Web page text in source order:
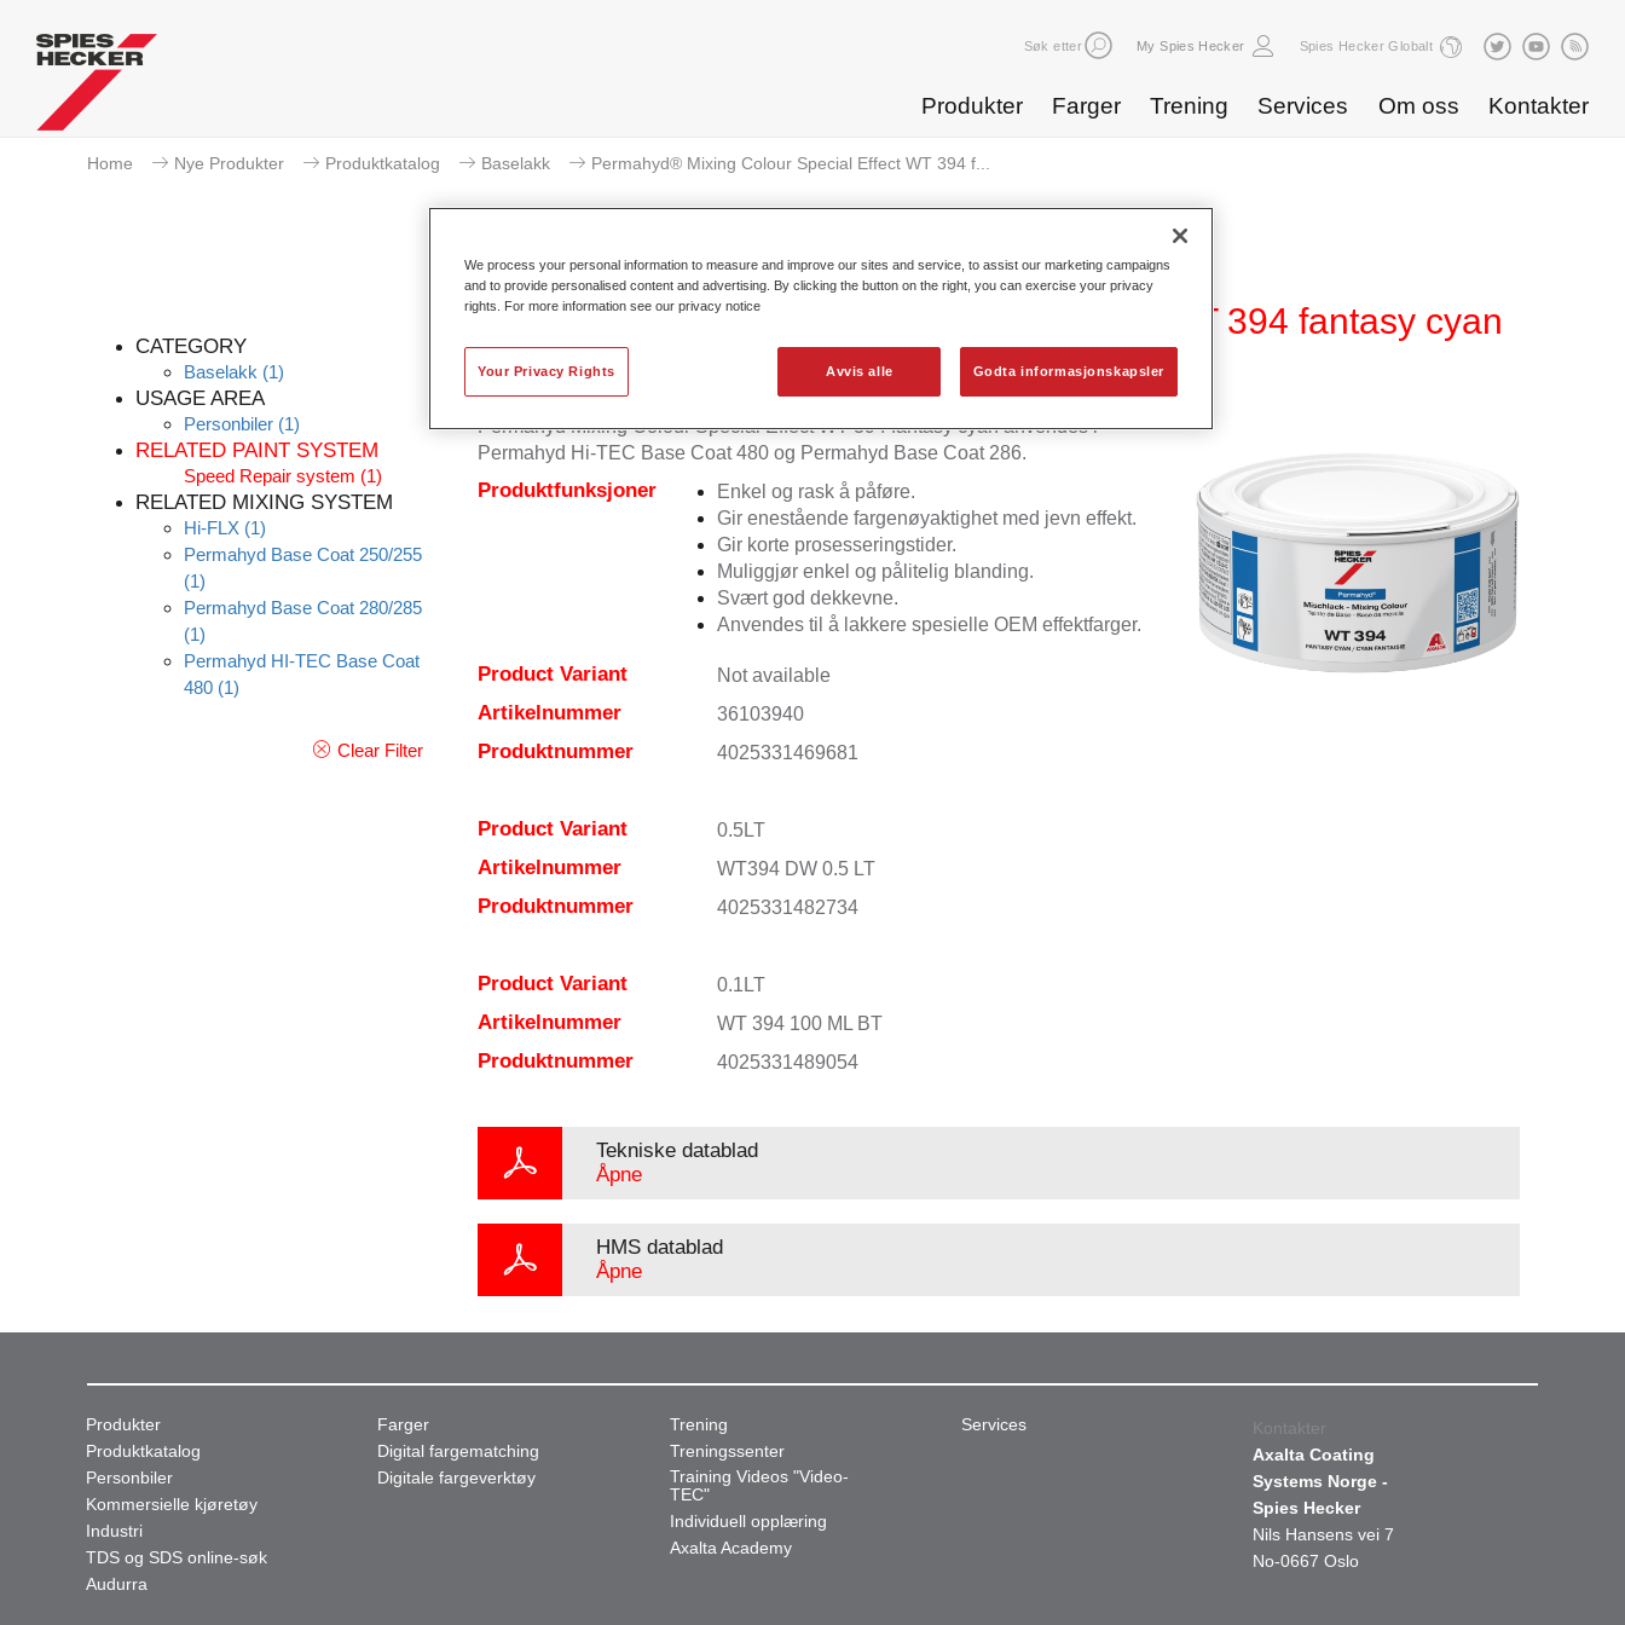
Søk etter My Spies Hecker Spies Hecker Globalt
Produkter Farger Trening Services Om oss Kontakter
Home Nye Produkter Produktkatalog Baselakk Permahyd® Mixing Colour Special Effect WT 394 f...
CATEGORY
Baselakk (1)
USAGE AREA
Personbiler (1)
RELATED PAINT SYSTEM
Speed Repair system (1)
RELATED MIXING SYSTEM
Hi-FLX (1)
Permahyd Base Coat 250/255
(1)
Permahyd Base Coat 280/285
(1)
Permahyd HI-TEC Base Coat
480 (1)
Clear Filter
Permahyd® Mixing Colour Special Effect WT 394 fantasy cyan
Permahyd Mixing Colour Special Effect WT 394 fantasy cyan anvendes i
Permahyd Hi-TEC Base Coat 480 og Permahyd Base Coat 286.
Produktfunksjoner
Enkel og rask å påføre.
Gir enestående fargenøyaktighet med jevn effekt.
Gir korte prosesseringstider.
Muliggjør enkel og pålitelig blanding.
Svært god dekkevne.
Anvendes til å lakkere spesielle OEM effektfarger.
Product Variant Not available
Artikelnummer 36103940
Produktnummer 4025331469681
Product Variant 0.5LT
Artikelnummer WT394 DW 0.5 LT
Produktnummer 4025331482734
Product Variant 0.1LT
Artikelnummer WT 394 100 ML BT
Produktnummer 4025331489054
Tekniske datablad
Åpne
HMS datablad
Åpne
Produkter
Produktkatalog
Personbiler
Kommersielle kjøretøy
Industri
TDS og SDS online-søk
Audurra
Farger
Digital fargematching
Digitale fargeverktøy
Trening
Treningssenter
Training Videos "Video-
TEC"
Individuell opplæring
Axalta Academy
Services
Kontakter
Axalta Coating
Systems Norge -
Spies Hecker
Nils Hansens vei 7
No-0667 Oslo
We process your personal information to measure and improve our sites and service, to assist our marketing campaigns
and to provide personalised content and advertising. By clicking the button on the right, you can exercise your privacy
rights. For more information see our privacy notice
Avvis alle Godta informasjonskapsler
Your Privacy Rights